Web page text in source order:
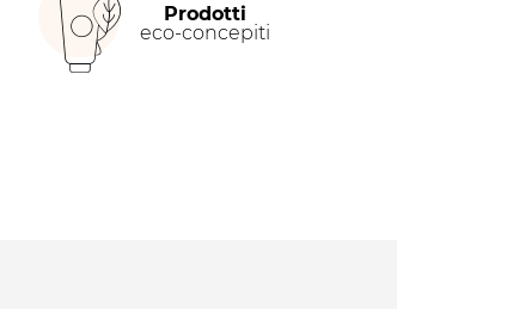
Prodotti
eco-concepiti